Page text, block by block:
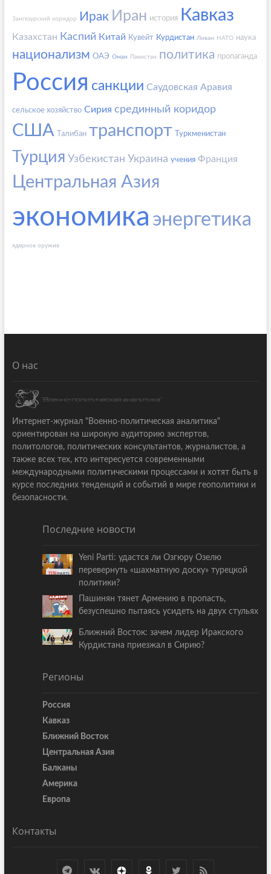
Зангезурский коридор Ирак Иран история Кавказ
Казахстан Каспий Китай Кувейт Курдистан Ливан НАТО наука
национализм ОАЭ Оман Пакистан политика пропаганда
Россия санкции Саудовская Аравия
сельское хозяйство Сирия срединный коридор
США Талибан транспорт Туркменистан
Турция Узбекистан Украина учения Франция
Центральная Азия
экономика энергетика
ядерное оружие
О нас
Интернет-журнал "Военно-политическая аналитика"
ориентирован на широкую аудиторию экспертов,
политологов, политических консультантов, журналистов, а
также всех тех, кто интересуется современными
международными политическими процессами и хотят быть в
курсе последних тенденций и событий в мире геополитики и
безопасности.
Последние новости
Yeni Parti: удастся ли Озгюру Озелю
перевернуть «шахматную доску» турецкой
политики?
Пашинян тянет Армению в пропасть,
безуспешно пытаясь усидеть на двух стульях
Ближний Восток: зачем лидер Иракского
Курдистана приезжал в Сирию?
Регионы
Россия
Кавказ
Ближний Восток
Центральная Азия
Балканы
Америка
Европа
Контакты